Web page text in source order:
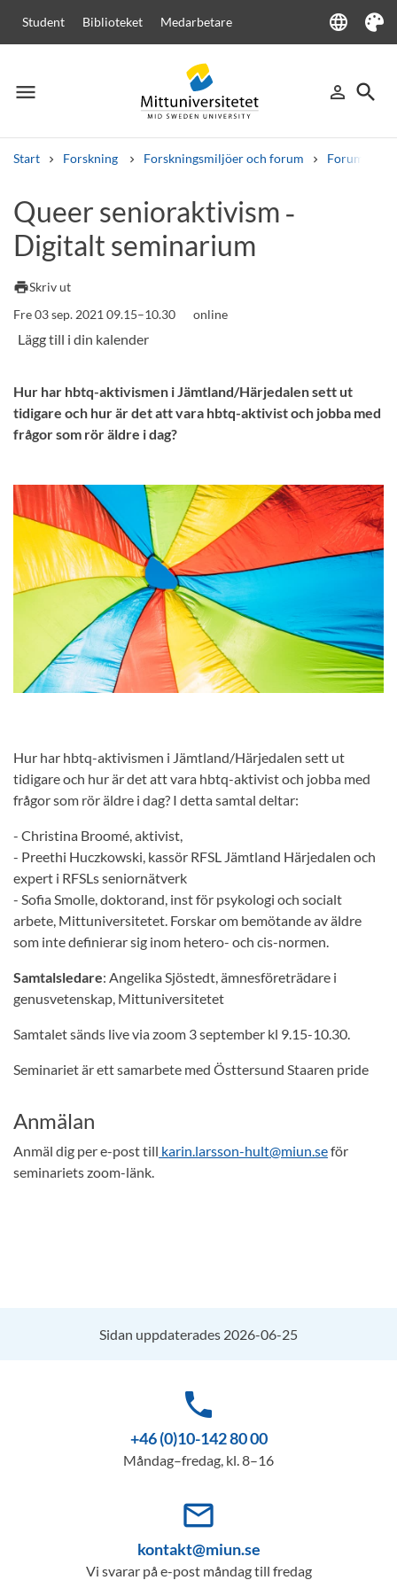
Student Biblioteket Medarbetare language
Language
Tema
menu
Meny person_outline
Logga in
search
Sök
Start Forskning Forskningsmiljöer och forum Forum för
Andra söktjänster
Kurser och programKursplaner Välkomstbrev
Lediga jobb
Queer senioraktivism ‑
Digitalt seminarium
printSkriv ut
Fre 03 sep. 2021 09.15–10.30
online
Hur har hbtq-aktivismen i Jämtland/Härjedalen sett ut
tidigare och hur är det att vara hbtq-aktivist och jobba med
frågor som rör äldre i dag?
Hur har hbtq-aktivismen i Jämtland/Härjedalen sett ut
tidigare och hur är det att vara hbtq-aktivist och jobba med
frågor som rör äldre i dag? I detta samtal deltar:
- Christina Broomé, aktivist,
- Preethi Huczkowski, kassör RFSL Jämtland Härjedalen och
expert i RFSLs seniornätverk
- Sofia Smolle, doktorand, inst för psykologi och socialt
arbete, Mittuniversitetet. Forskar om bemötande av äldre
som inte definierar sig inom hetero- och cis-normen.
Samtalsledare: Angelika Sjöstedt, ämnesföreträdare i
genusvetenskap, Mittuniversitetet
Samtalet sänds live via zoom 3 september kl 9.15-10.30.
Seminariet är ett samarbete med Östtersund Staaren pride
Anmälan
Anmäl dig per e-post till karin.larsson-hult@miun.seför
seminariets zoom-länk.
Sidan uppdaterades 2026-06-25
phone
+46 (0)10-142 80 00
Måndag–fredag, kl. 8–16
mail_outline
kontakt@miun.se
Vi svarar på e-post måndag till fredag